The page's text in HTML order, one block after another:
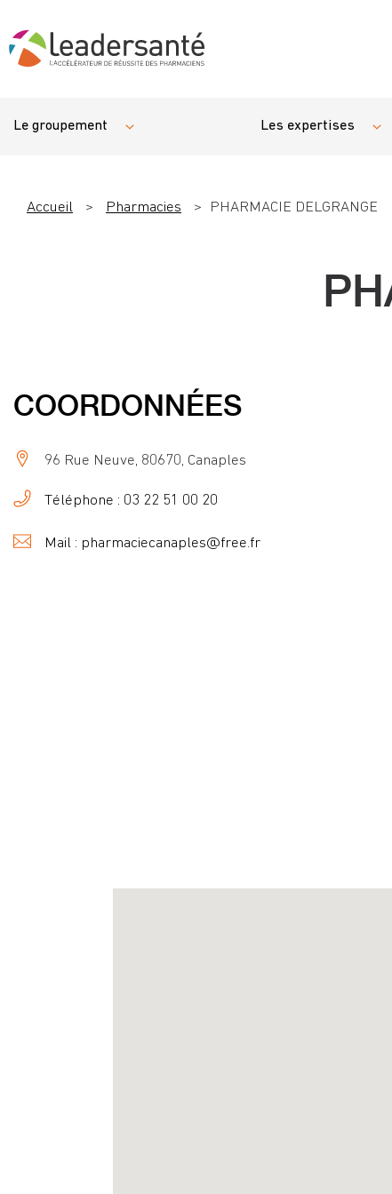
Le groupement Les expertises
Accueil > Pharmacies > PHARMACIE DELGRANGE
COORDONNÉES
96 Rue Neuve, 80670, Canaples
Téléphone : 03 22 51 00 20
Mail : pharmaciecanaples@free.fr